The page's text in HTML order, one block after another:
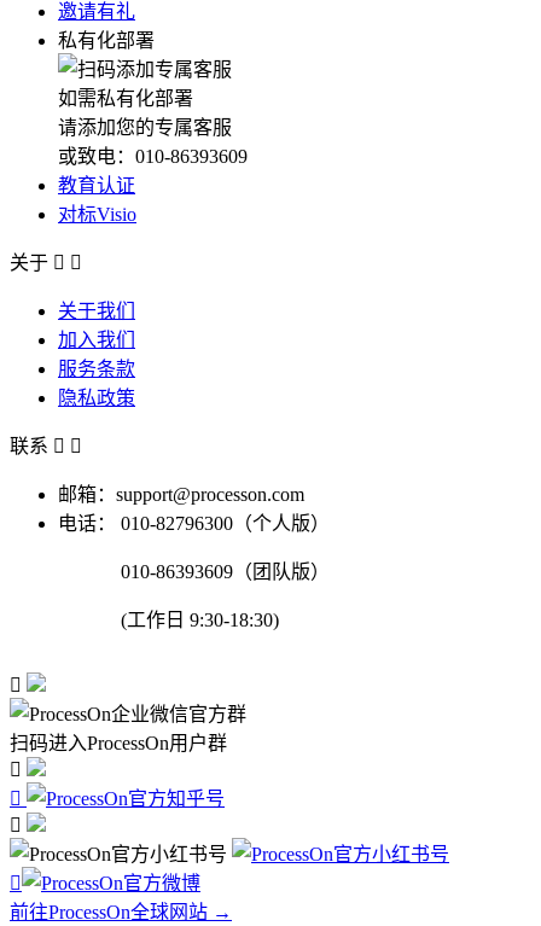
邀请有礼
私有化部署
如需私有化部署
请添加您的专属客服
或致电：010-86393609
教育认证
对标Visio
关于  
关于我们
加入我们
服务条款
隐私政策
联系  
邮箱：support@processon.com
电话：
010-82796300（个人版）
010-86393609（团队版）
(工作日 9:30-18:30)

扫码进入ProcessOn用户群




前往ProcessOn全球网站 →